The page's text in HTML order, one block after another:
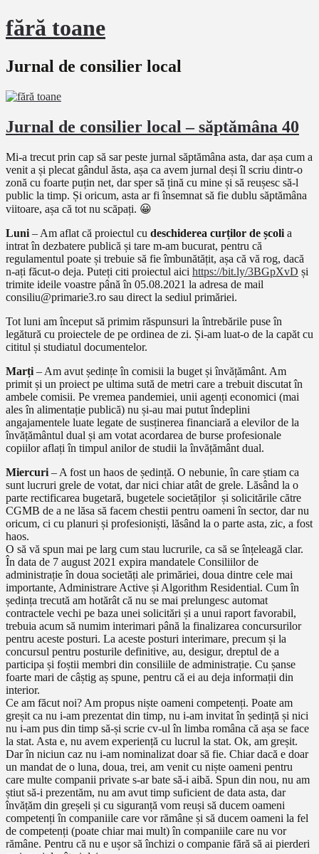
fără toane
Jurnal de consilier local
Jurnal de consilier local – săptămâna 40
Mi-a trecut prin cap să sar peste jurnal săptămâna asta, dar așa cum a
venit a și plecat gândul ăsta, așa ca avem jurnal deși îl scriu dintr-o
zonă cu foarte puțin net, dar sper să țină cu mine și să reușesc să-l
public la timp. Și oricum, asta ar fi însemnat să fie dublu săptămâna
viitoare, așa că tot nu scăpați. 😀
Luni – Am aflat că proiectul cu deschiderea curților de școli a
intrat în dezbatere publică și tare m-am bucurat, pentru că
regulamentul poate și trebuie să fie îmbunătățit, așa că vă rog, dacă
n-ați făcut-o deja. Puteți citi proiectul aici https://bit.ly/3BGpXvD și
trimite ideile voastre până în 05.08.2021 la adresa de mail
consiliu@primarie3.ro sau direct la sediul primăriei.
Tot luni am început să primim răspunsuri la întrebările puse în
legătură cu proiectele de pe ordinea de zi. Și-am luat-o de la capăt cu
cititul și studiatul documentelor.
Marți – Am avut ședințe în comisii la buget și învățământ. Am
primit și un proiect pe ultima sută de metri care a trebuit discutat în
ambele comisii. Pe vremea pandemiei, unii agenți economici (mai
ales în alimentație publică) nu și-au mai putut îndeplini
angajamentele luate legate de susținerea financiară a elevilor de la
învățământul dual și am votat acordarea de burse profesionale
copiilor aflați în timpul anilor de studii la învățământ dual.
Miercuri – A fost un haos de ședință. O nebunie, în care știam ca
sunt lucruri grele de votat, dar nici chiar atât de grele. Lăsând la o
parte rectificarea bugetară, bugetele societăților și solicitările către
CGMB de a ne lăsa să facem chestii pentru oameni în sector, dar nu
oricum, ci cu planuri și profesioniști, lăsând la o parte asta, zic, a fost
haos.
O să vă spun mai pe larg cum stau lucrurile, ca să se înțeleagă clar.
În data de 7 august 2021 expira mandatele Consiliilor de
administrație în doua societăți ale primăriei, doua dintre cele mai
importante, Administrare Active și Algorithm Residential. Cum în
ședința trecută am hotărât că nu se mai prelungesc automat
contractele vechi pe baza unei solicitări și a unui raport favorabil,
trebuia acum să numim interimari până la finalizarea concursurilor
pentru aceste posturi. La aceste posturi interimare, precum și la
concursul pentru posturile definitive, au, desigur, dreptul de a
participa și foștii membri din consiliile de administrație. Cu șanse
foarte mari de câștig aș spune, pentru că ei au deja informații din
interior.
Ce am făcut noi? Am propus niște oameni competenți. Poate am
greșit ca nu i-am prezentat din timp, nu i-am invitat în ședință și nici
nu i-am pus din timp să-și scrie cv-ul în limba româna că așa se face
la stat. Asta e, nu avem experiență cu lucrul la stat. Ok, am greșit.
Dar în niciun caz nu i-am nominalizat doar să fie. Chiar dacă e doar
un mandat de o luna, doua, trei, am venit cu niște oameni pentru
care multe companii private s-ar bate să-i aibă. Spun din nou, nu am
știut să-i prezentăm, nu am avut timp suficient de data asta, dar
învățăm din greșeli și cu siguranță vom reuși să ducem oameni
competenți în companiile care vor rămâne și să ducem oameni la fel
de competenți (poate chiar mai mult) în companiile care nu vor
rămâne. Pentru că nu e ușor să închizi o companie fără să ai pierderi